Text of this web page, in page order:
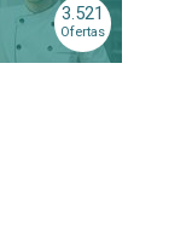
3.521
Ofertas